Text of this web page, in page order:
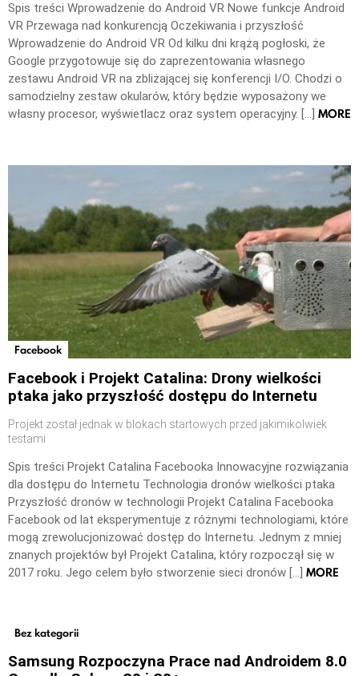
Spis treści Wprowadzenie do Android VR Nowe funkcje Android
VR Przewaga nad konkurencją Oczekiwania i przyszłość
Wprowadzenie do Android VR Od kilku dni krążą pogłoski, że
Google przygotowuje się do zaprezentowania własnego
zestawu Android VR na zbliżającej się konferencji I/O. Chodzi o
samodzielny zestaw okularów, który będzie wyposażony we
własny procesor, wyświetlacz oraz system operacyjny. […] MORE
Facebook
Facebook i Projekt Catalina: Drony wielkości
ptaka jako przyszłość dostępu do Internetu
Projekt został jednak w blokach startowych przed jakimikolwiek
testami
Spis treści Projekt Catalina Facebooka Innowacyjne rozwiązania
dla dostępu do Internetu Technologia dronów wielkości ptaka
Przyszłość dronów w technologii Projekt Catalina Facebooka
Facebook od lat eksperymentuje z różnymi technologiami, które
mogą zrewolucjonizować dostęp do Internetu. Jednym z mniej
znanych projektów był Projekt Catalina, który rozpoczął się w
2017 roku. Jego celem było stworzenie sieci dronów […] MORE
Bez kategorii
Samsung Rozpoczyna Prace nad Androidem 8.0